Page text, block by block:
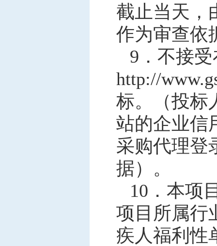
截止当天，
作为审查依
9． 不接受
http://
标。（投标
站的企业信
采购代理登
据）。
10． 本项
项目所属行
疾人福利性